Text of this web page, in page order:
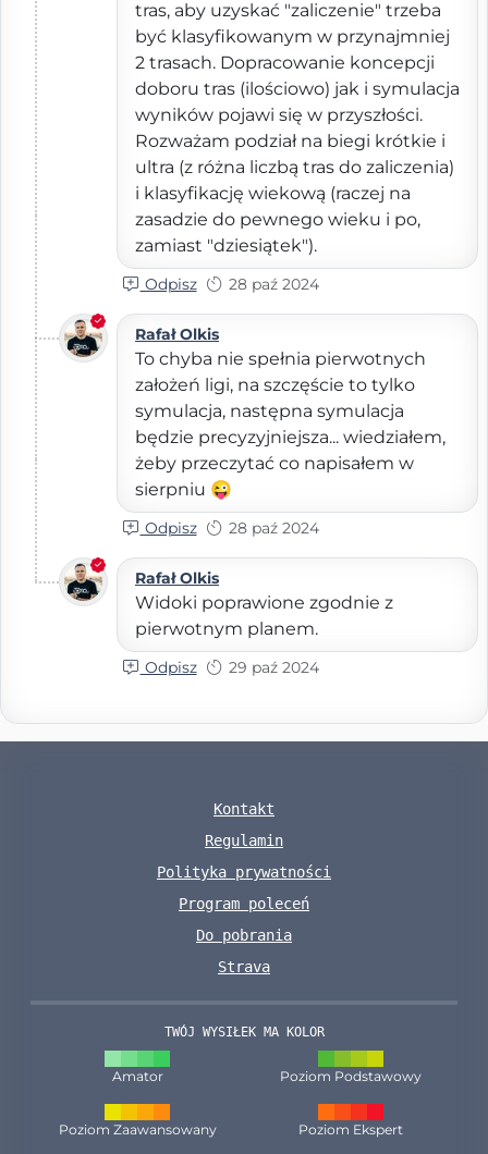
tras, aby uzyskać "zaliczenie" trzeba
być klasyfikowanym w przynajmniej
2 trasach. Dopracowanie koncepcji
doboru tras (ilościowo) jak i symulacja
wyników pojawi się w przyszłości.
Rozważam podział na biegi krótkie i
ultra (z różna liczbą tras do zaliczenia)
i klasyfikację wiekową (raczej na
zasadzie do pewnego wieku i po,
zamiast "dziesiątek").
Odpisz 28 paź 2024
Rafał Olkis
To chyba nie spełnia pierwotnych
założeń ligi, na szczęście to tylko
symulacja, następna symulacja
będzie precyzyjniejsza... wiedziałem,
żeby przeczytać co napisałem w
sierpniu 😜
Odpisz 28 paź 2024
Rafał Olkis
Widoki poprawione zgodnie z
pierwotnym planem.
Odpisz 29 paź 2024
Kontakt
Regulamin
Polityka prywatności
Program poleceń
Do pobrania
Strava
TWÓJ WYSIŁEK MA KOLOR
Amator Poziom Podstawowy
Poziom Zaawansowany Poziom Ekspert